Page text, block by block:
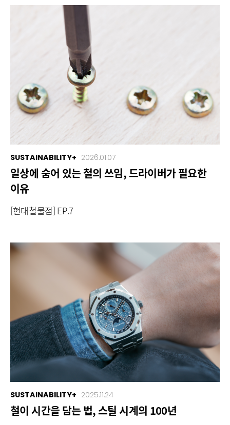
SUSTAINABILITY+ 2026.01.07
일상에 숨어 있는 철의 쓰임, 드라이버가 필요한
이유
[현대철물점] EP.7
SUSTAINABILITY+ 2025.11.24
철이 시간을 담는 법, 스틸 시계의 100년